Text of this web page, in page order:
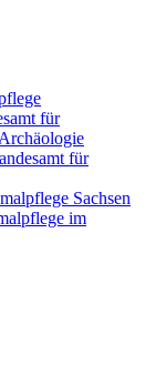
für
für
Sachsen
im